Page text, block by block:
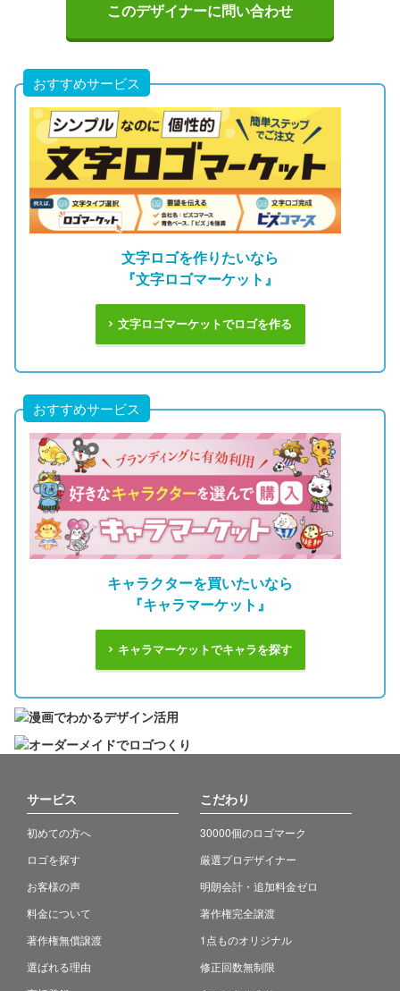
このデザイナーに問い合わせ
おすすめサービス
文字ロゴを作りたいなら
『文字ロゴマーケット』
文字ロゴマーケットでロゴを作る
おすすめサービス
キャラクターを買いたいなら
『キャラマーケット』
キャラマーケットでキャラを探す
サービス
初めての方へ
ロゴを探す
お客様の声
料金について
著作権無償譲渡
選ばれる理由
こだわり
30000個のロゴマーク
厳選プロデザイナー
明朗会計・追加料金ゼロ
著作権完全譲渡
1点ものオリジナル
修正回数無制限